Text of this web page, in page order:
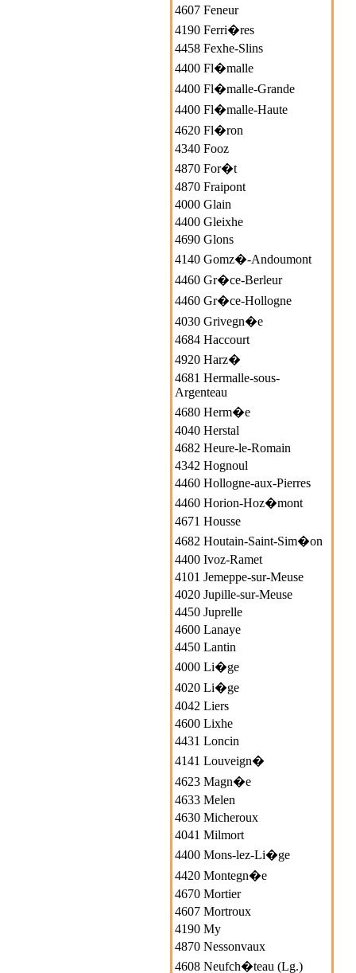
4607 Feneur
4190 Ferri�res
4458 Fexhe-Slins
4400 Fl�malle
4400 Fl�malle-Grande
4400 Fl�malle-Haute
4620 Fl�ron
4340 Fooz
4870 For�t
4870 Fraipont
4000 Glain
4400 Gleixhe
4690 Glons
4140 Gomz�-Andoumont
4460 Gr�ce-Berleur
4460 Gr�ce-Hollogne
4030 Grivegn�e
4684 Haccourt
4920 Harz�
4681 Hermalle-sous-
Argenteau
4680 Herm�e
4040 Herstal
4682 Heure-le-Romain
4342 Hognoul
4460 Hollogne-aux-Pierres
4460 Horion-Hoz�mont
4671 Housse
4682 Houtain-Saint-Sim�on
4400 Ivoz-Ramet
4101 Jemeppe-sur-Meuse
4020 Jupille-sur-Meuse
4450 Juprelle
4600 Lanaye
4450 Lantin
4000 Li�ge
4020 Li�ge
4042 Liers
4600 Lixhe
4431 Loncin
4141 Louveign�
4623 Magn�e
4633 Melen
4630 Micheroux
4041 Milmort
4400 Mons-lez-Li�ge
4420 Montegn�e
4670 Mortier
4607 Mortroux
4190 My
4870 Nessonvaux
4608 Neufch�teau (Lg.)